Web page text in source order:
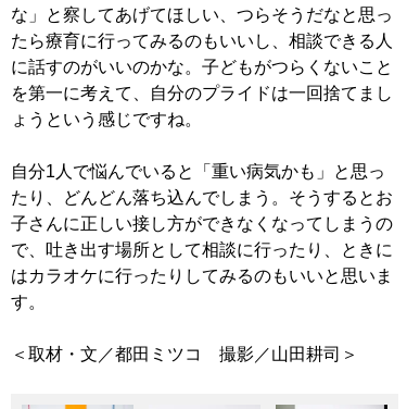
な」と察してあげてほしい、つらそうだなと思っ
たら療育に行ってみるのもいいし、相談できる人
に話すのがいいのかな。子どもがつらくないこと
を第一に考えて、自分のプライドは一回捨てまし
ょうという感じですね。
自分1人で悩んでいると「重い病気かも」と思っ
たり、どんどん落ち込んでしまう。そうするとお
子さんに正しい接し方ができなくなってしまうの
で、吐き出す場所として相談に行ったり、ときに
はカラオケに行ったりしてみるのもいいと思いま
す。
＜取材・文／都田ミツコ 撮影／山田耕司＞